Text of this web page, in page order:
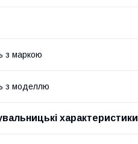
з маркою
з моделлю
характеристики